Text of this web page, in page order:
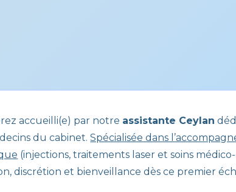
accueilli(e) par notre assistante Ceylan
du cabinet.Spécialisée dans
(injections, traitements laser et soins
discrétion et bienveillance dès ce premier